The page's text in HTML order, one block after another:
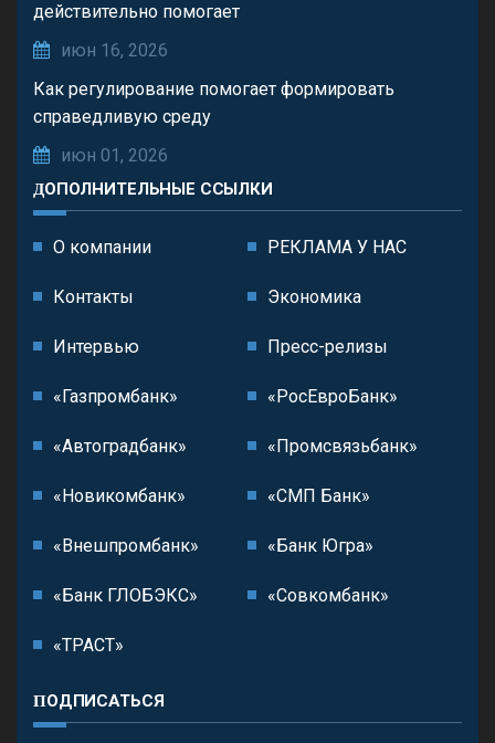
действительно помогает
июн 16, 2026
Как регулирование помогает формировать
справедливую среду
июн 01, 2026
ДОПОЛНИТЕЛЬНЫЕ ССЫЛКИ
О компании РЕКЛАМА У НАС
Контакты Экономика
Интервью Пресс-релизы
«Газпромбанк» «РосЕвроБанк»
«Автоградбанк» «Промсвязьбанк»
«Новикомбанк» «СМП Банк»
«Внешпромбанк» «Банк Югра»
«Банк ГЛОБЭКС» «Совкомбанк»
«ТРАСТ»
ПОДПИСАТЬСЯ